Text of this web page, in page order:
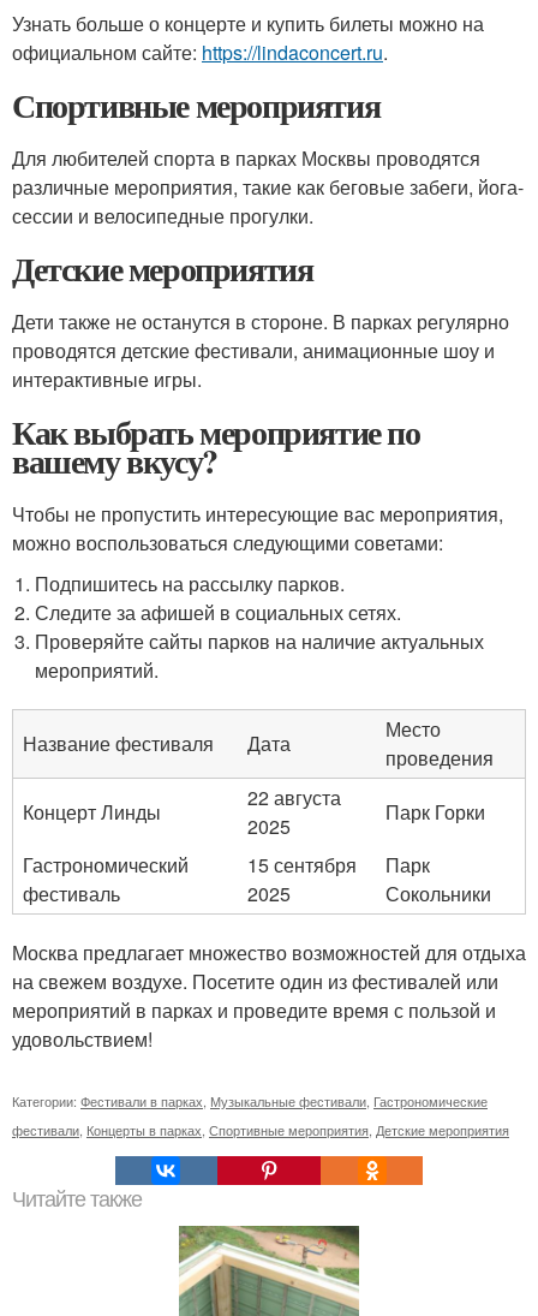
Узнать больше о концерте и купить билеты можно на
официальном сайте: https://lindaconcert.ru.
Спортивные мероприятия
Для любителей спорта в парках Москвы проводятся
различные мероприятия, такие как беговые забеги, йога-
сессии и велосипедные прогулки.
Детские мероприятия
Дети также не останутся в стороне. В парках регулярно
проводятся детские фестивали, анимационные шоу и
интерактивные игры.
Как выбрать мероприятие по
вашему вкусу?
Чтобы не пропустить интересующие вас мероприятия,
можно воспользоваться следующими советами:
Подпишитесь на рассылку парков.
Следите за афишей в социальных сетях.
Проверяйте сайты парков на наличие актуальных
мероприятий.
Название фестиваля Дата
Место
проведения
Концерт Линды
22 августа
2025
Парк Горки
Гастрономический
фестиваль
15 сентября
2025
Парк
Сокольники
Москва предлагает множество возможностей для отдыха
на свежем воздухе. Посетите один из фестивалей или
мероприятий в парках и проведите время с пользой и
удовольствием!
Категории: Фестивали в парках Музыкальные фестивали Гастрономические
фестивали Концерты в парках Спортивные мероприятия Детские мероприятия
Читайте также